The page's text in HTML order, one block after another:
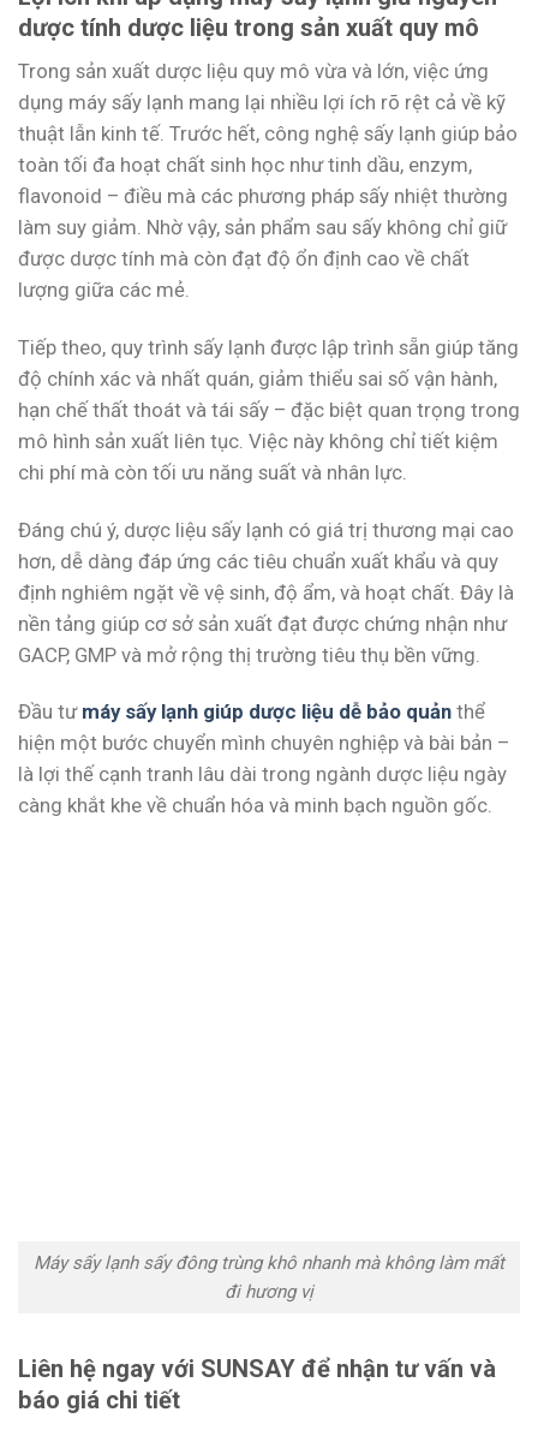
dược tính dược liệu trong sản xuất quy mô
Trong sản xuất dược liệu quy mô vừa và lớn, việc ứng
dụng máy sấy lạnh mang lại nhiều lợi ích rõ rệt cả về kỹ
thuật lẫn kinh tế. Trước hết, công nghệ sấy lạnh giúp bảo
toàn tối đa hoạt chất sinh học như tinh dầu, enzym,
flavonoid – điều mà các phương pháp sấy nhiệt thường
làm suy giảm. Nhờ vậy, sản phẩm sau sấy không chỉ giữ
được dược tính mà còn đạt độ ổn định cao về chất
lượng giữa các mẻ.
Tiếp theo, quy trình sấy lạnh được lập trình sẵn giúp tăng
độ chính xác và nhất quán, giảm thiểu sai số vận hành,
hạn chế thất thoát và tái sấy – đặc biệt quan trọng trong
mô hình sản xuất liên tục. Việc này không chỉ tiết kiệm
chi phí mà còn tối ưu năng suất và nhân lực.
Đáng chú ý, dược liệu sấy lạnh có giá trị thương mại cao
hơn, dễ dàng đáp ứng các tiêu chuẩn xuất khẩu và quy
định nghiêm ngặt về vệ sinh, độ ẩm, và hoạt chất. Đây là
nền tảng giúp cơ sở sản xuất đạt được chứng nhận như
GACP, GMP và mở rộng thị trường tiêu thụ bền vững.
Đầu tư máy sấy lạnh giúp dược liệu dễ bảo quản thể
hiện một bước chuyển mình chuyên nghiệp và bài bản –
là lợi thế cạnh tranh lâu dài trong ngành dược liệu ngày
càng khắt khe về chuẩn hóa và minh bạch nguồn gốc.
Máy sấy lạnh sấy đông trùng khô nhanh mà không làm mất
đi hương vị
Liên hệ ngay với SUNSAY để nhận tư vấn và
báo giá chi tiết